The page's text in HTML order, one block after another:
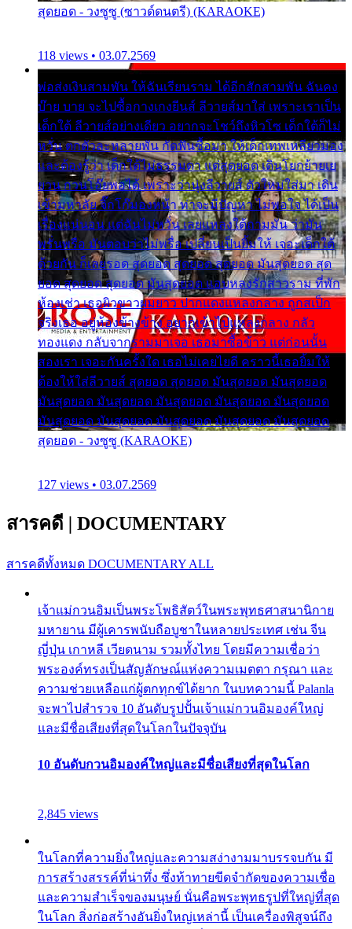
สุดยอด - วงซูซู (ซาวด์ดนตรี) (KARAOKE)
118 views • 03.07.2569
พ่อส่งเงินสามพัน ให้ฉันเรียนราม ได้อีกสักสามพัน ฉันคง
บ๊าย บาย จะไปซื้อกางเกงยีนส์ ลีวายส์มาใส่ เพราะเราเป็น
เด็กใต้ ลีวายส์อย่างเดียว อยากจะโชว์ถึงหิวโซ เด็กใต้ก็ไม่
หวั่น ตกตัวละหลายพัน กัดฟันซื้อมา ให้เด็กเทพเหลียวมอง
และต้องรู้ว่า เด็กใต้ไม่ธรรมดา แต่สุดยอด เดินโยกย้ายเย
ยวน กวนโอ๊ยพอได้ เพราะว่านุ่งลีวายส์ ตัวใหม่ใส่มา เดิน
เข้ามหาลัย จิ๊กโก๊มองหน้า ท่าจะมีปัญหา ไม่พอใจ ได้เป็น
เรื่องแน่นอน แต่ฉันไม่หวั่น เลยแหลงใต้ถามมัน ว่ามัน
พรั่นพรือ มันตอบว่าไม่พรื่อ เปลี่ยนเป็นยิ้มให้ เจอะเด็กใต้
ด้วยกัน ก็เลยรอด สุดยอด สุดยอด สุดยอด มันสุดยอด สุด
ยอด สุดยอด สุดยอด มันสุดยอด แอบหลงรักสาวราม ที่พัก
ห้องเช่า เธอผิวขาวผมยาว ปากแดงแหลงกลาง ถูกสเป็ก
จริงเธอ อยู่ห้องข้างข้าง อยากเข้าไปแหลงกลาง กลัว
ทองแดง กลับจากรามมาเจอ เธอมาซื้อข้าว แต่ก่อนนั้น
สองเรา เจอะกันครั้งใด เธอไม่เคยไยดี คราวนี้เธอยิ้มให้
ต้องให้ใส่ลีวายส์ สุดยอด สุดยอด มันสุดยอด มันสุดยอด
มันสุดยอด มันสุดยอด มันสุดยอด มันสุดยอด มันสุดยอด
มันสุดยอด มันสุดยอด มันสุดยอด มันสุดยอด มันสุดยอด
สุดยอด - วงซูซู (KARAOKE)
127 views • 03.07.2569
สารคดี | DOCUMENTARY
สารคดีทั้งหมด DOCUMENTARY ALL
เจ้าแม่กวนอิมเป็นพระโพธิสัตว์ในพระพุทธศาสนานิกาย
มหายาน มีผู้เคารพนับถือบูชาในหลายประเทศ เช่น จีน
ญี่ปุ่น เกาหลี เวียดนาม รวมทั้งไทย โดยมีความเชื่อว่า
พระองค์ทรงเป็นสัญลักษณ์แห่งความเมตตา กรุณา และ
ความช่วยเหลือแก่ผู้ตกทุกข์ได้ยาก ในบทความนี้ Palanla
จะพาไปสำรวจ 10 อันดับรูปปั้นเจ้าแม่กวนอิมองค์ใหญ่
และมีชื่อเสียงที่สุดในโลกในปัจจุบัน
10 อันดับกวนอิมองค์ใหญ่และมีชื่อเสียงที่สุดในโลก
2,845 views
ในโลกที่ความยิ่งใหญ่และความสง่างามมาบรรจบกัน มี
การสร้างสรรค์ที่น่าทึ่ง ซึ่งท้าทายขีดจำกัดของความเชื่อ
และความสำเร็จของมนุษย์ นั่นคือพระพุทธรูปที่ใหญ่ที่สุด
ในโลก สิ่งก่อสร้างอันยิ่งใหญ่เหล่านี้ เป็นเครื่องพิสูจน์ถึง